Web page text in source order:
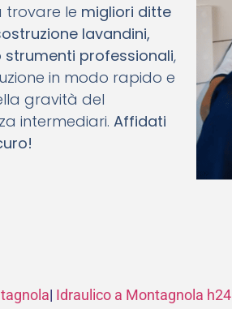
trovare le migliori ditte
lavandini,
strumenti professionali,
in modo rapido e
gravità del
intermediari. Affidati
| Idraulico a Montagnola h24